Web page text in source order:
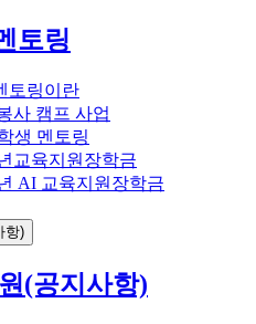
토링
토링이란
사 캠프 사업
생 멘토링
교육지원장학금
AI 교육지원장학금
항)
(공지사항)